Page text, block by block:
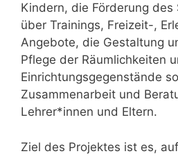
Kindern, die Förderung des
über Trainings, Freizeit-,
Angebote, die Gestaltung
Pflege der Räumlichkeiten
Einrichtungsgegenstände
Zusammenarbeit und
Lehrer*innen und Eltern.
Ziel des Projektes ist es,